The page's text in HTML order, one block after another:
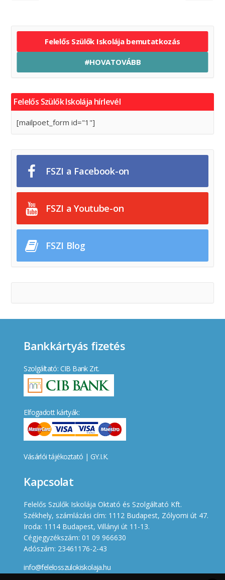
Felelős Szülők Iskolája bemutatkozás
#HOVATOVÁBB
Felelős Szülők Iskolája hírlevél
[mailpoet_form id="1"]
FSZI a Facebook-on
FSZI a Youtube-on
FSZI Blog
Bankkártyás fizetés
Szolgáltató: CIB Bank Zrt.
Elfogadott kártyák:
Vásárlói tájékoztató | GY.I.K.
Kapcsolat
Felelős Szülők Iskolája Oktató és Szolgáltató Kft.
Székhely, számlázási cím: 1112 Budapest, Zólyomi út 47.
Iroda: 1114 Budapest, Villányi út 11-13.
Cégjegyzékszám: 01 09 966630
Adószám: 23461176-2-43
info@felelosszulokiskolaja.hu